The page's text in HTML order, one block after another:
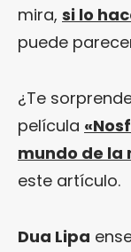
mira, si lo
puede
¿Te
película
mundo de la
este artículo.
Dua Lipa